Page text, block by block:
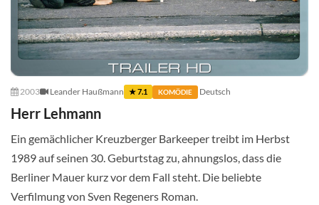
2003 Leander Haußmann ★ 7.1 KOMÖDIE Deutsch
Herr Lehmann
Ein gemächlicher Kreuzberger Barkeeper treibt im Herbst
1989 auf seinen 30. Geburtstag zu, ahnungslos, dass die
Berliner Mauer kurz vor dem Fall steht. Die beliebte
Verfilmung von Sven Regeners Roman.